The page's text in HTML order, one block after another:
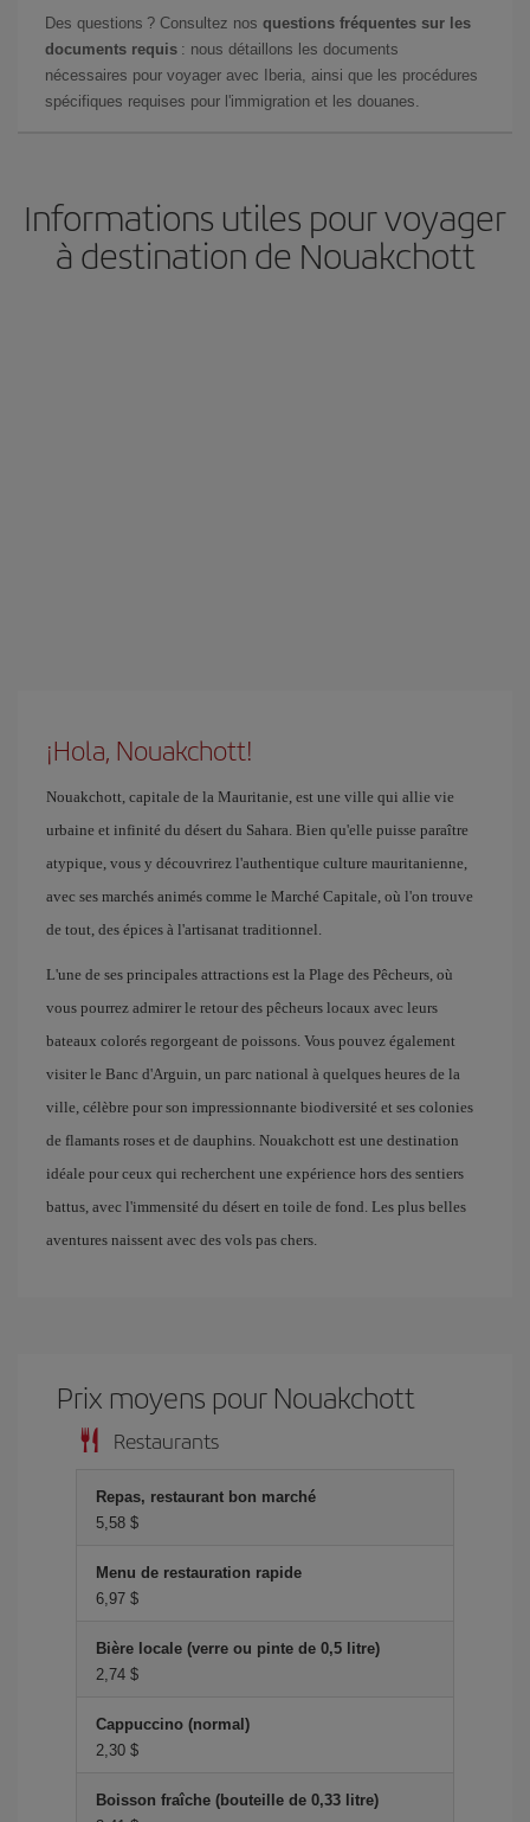
Des questions ? Consultez nos questions fréquentes sur les
documents requis : nous détaillons les documents
nécessaires pour voyager avec Iberia, ainsi que les procédures
spécifiques requises pour l'immigration et les douanes.
Informations utiles pour voyager
à destination de Nouakchott
¡Hola, Nouakchott!
Nouakchott, capitale de la Mauritanie, est une ville qui allie vie
urbaine et infinité du désert du Sahara. Bien qu'elle puisse paraître
atypique, vous y découvrirez l'authentique culture mauritanienne,
avec ses marchés animés comme le Marché Capitale, où l'on trouve
de tout, des épices à l'artisanat traditionnel.
L'une de ses principales attractions est la Plage des Pêcheurs, où
vous pourrez admirer le retour des pêcheurs locaux avec leurs
bateaux colorés regorgeant de poissons. Vous pouvez également
visiter le Banc d'Arguin, un parc national à quelques heures de la
ville, célèbre pour son impressionnante biodiversité et ses colonies
de flamants roses et de dauphins. Nouakchott est une destination
idéale pour ceux qui recherchent une expérience hors des sentiers
battus, avec l'immensité du désert en toile de fond. Les plus belles
aventures naissent avec des vols pas chers.
Prix ​​moyens pour Nouakchott
Restaurants
Repas, restaurant bon marché
5,58 $
Menu de restauration rapide
6,97 $
Bière locale (verre ou pinte de 0,5 litre)
2,74 $
Cappuccino (normal)
2,30 $
Boisson fraîche (bouteille de 0,33 litre)